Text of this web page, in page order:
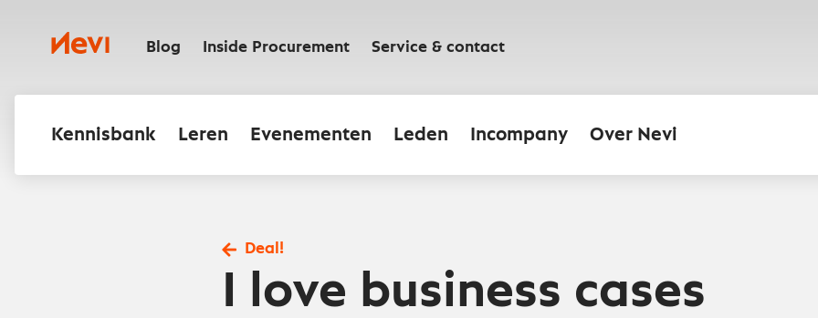
inhoudNevi Blog Inside Procurement Service & contact
Kennisbank Leren Evenementen Leden Incompany Over Nevi
Deal!
I love business cases